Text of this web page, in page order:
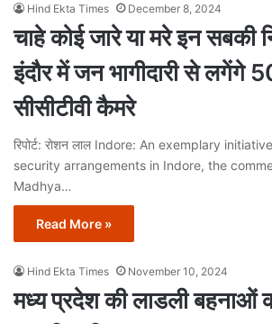
Hind Ekta Times December 8, 2024
चाहे कोई जारे या मरे इन सबकी
इंदौर में जन भागीदारी से लगेंगे
सीसीटीवी कैमरे
रिपोर्ट: रोशन लाल Indore: An exemplary
security arrangements in Indore, the
Madhya…
Read More »
Hind Ekta Times November 10, 2024
मध्य प्रदेश की लाडली बहनाओं